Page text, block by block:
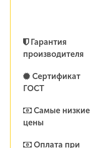
Гарантия
производителя
Сертификат
ГОСТ
Самые низкие
цены
Оплата при